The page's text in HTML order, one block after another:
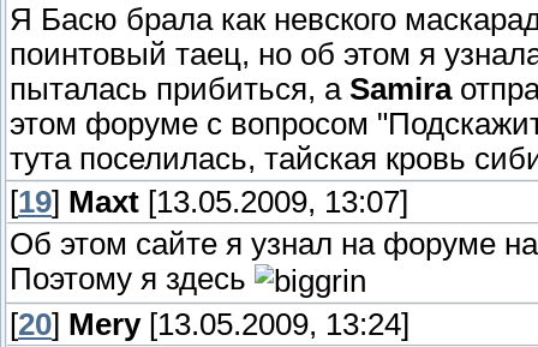
Я Басю брала как невского
поинтовый таец, но об этом я
пыталась прибиться, а Samira
этом форуме с вопросом
тута поселилась, тайская кровь
[19] Maxt [13.05.2009, 13:07]
Об этом сайте я узнал на форуме
Поэтому я здесь
[20] Mery[13.05.2009, 13:24]